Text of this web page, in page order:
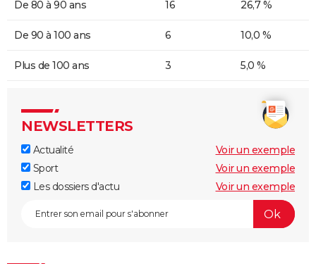
De 80 à 90 ans 16 26,7 %
De 90 à 100 ans 6 10,0 %
Plus de 100 ans 3 5,0 %
NEWSLETTERS
Actualité
Voir un exemple
Sport
Voir un exemple
Les dossiers d'actu
Voir un exemple